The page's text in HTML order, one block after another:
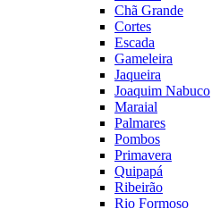
Chã Grande
Cortes
Escada
Gameleira
Jaqueira
Joaquim Nabuco
Maraial
Palmares
Pombos
Primavera
Quipapá
Ribeirão
Rio Formoso